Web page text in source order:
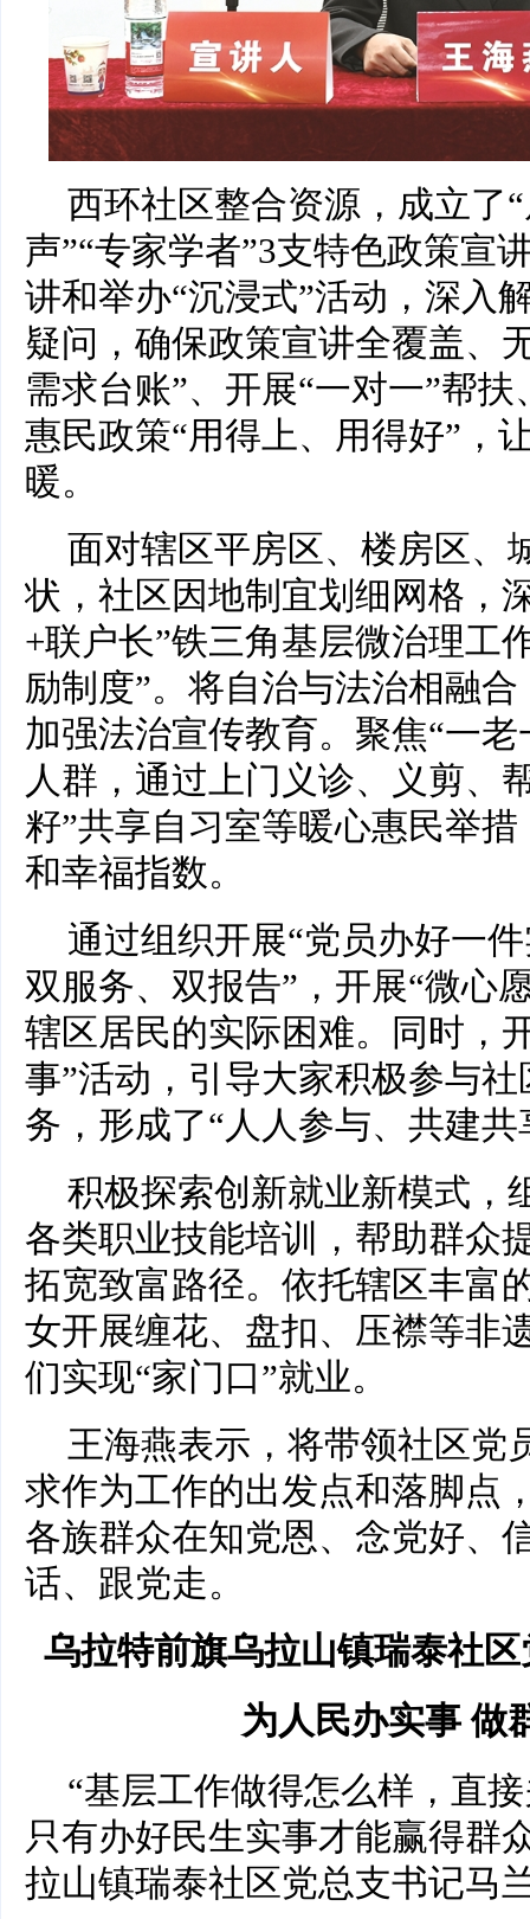
西环社区整合资源，成立了
声”“专家学者”3支特色政策宣
讲和举办“沉浸式”活动，深入
疑问，确保政策宣讲全覆盖、
需求台账”、开展“一对一”帮
惠民政策“用得上、用得好”，
暖。
面对辖区平房区、楼房区、
状，社区因地制宜划细网格，
+联户长”铁三角基层微治理工
励制度”。将自治与法治相融
加强法治宣传教育。聚焦“一
人群，通过上门义诊、义剪、
籽”共享自习室等暖心惠民举
和幸福指数。
通过组织开展“党员办好一
双服务、双报告”，开展“微心
辖区居民的实际困难。同时，
事”活动，引导大家积极参与
务，形成了“人人参与、共建
积极探索创新就业新模式，
各类职业技能培训，帮助群众
拓宽致富路径。依托辖区丰富
女开展缠花、盘扣、压襟等非
们实现“家门口”就业。
王海燕表示，将带领社区党
求作为工作的出发点和落脚点
各族群众在知党恩、念党好、
话、跟党走。
乌拉特前旗乌拉山镇瑞泰社
为人民办实事 做
“基层工作做得怎么样，直
只有办好民生实事才能赢得群
拉山镇瑞泰社区党总支书记马